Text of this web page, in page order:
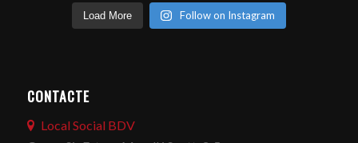
Load More Follow on Instagram
CONTACTE
Local Social BDV